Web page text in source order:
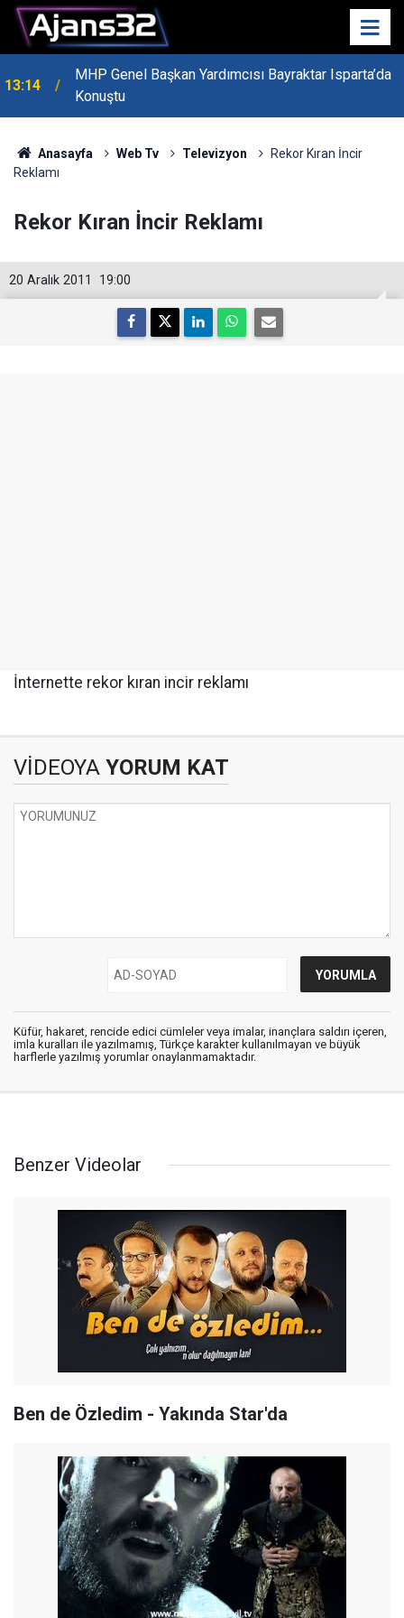
13:14
MHP Genel Başkan Yardımcısı Bayraktar Isparta’da
Konuştu
Anasayfa Web Tv Televizyon
Rekor Kıran İncir
Reklamı
Rekor Kıran İncir Reklamı
19:00
20 Aralık 2011
İnternette rekor kıran incir reklamı
VİDEOYA YORUM KAT
Küfür, hakaret, rencide edici cümleler veya imalar, inançlara saldırı içeren,
imla kuralları ile yazılmamış, Türkçe karakter kullanılmayan ve büyük
harflerle yazılmış yorumlar onaylanmamaktadır.
Benzer Videolar
Ben de Özledim - Yakında Star'da